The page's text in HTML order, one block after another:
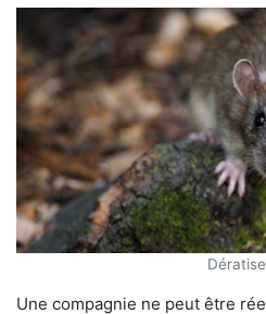
Une compagnie ne peut être